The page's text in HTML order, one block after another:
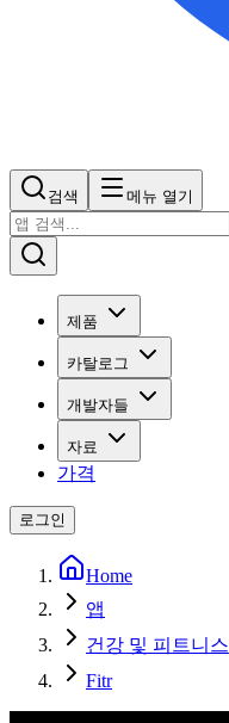
검색 메뉴 열기
제품
카탈로그
개발자들
자료
가격
로그인
Home
앱
건강 및 피트니스
Fitr